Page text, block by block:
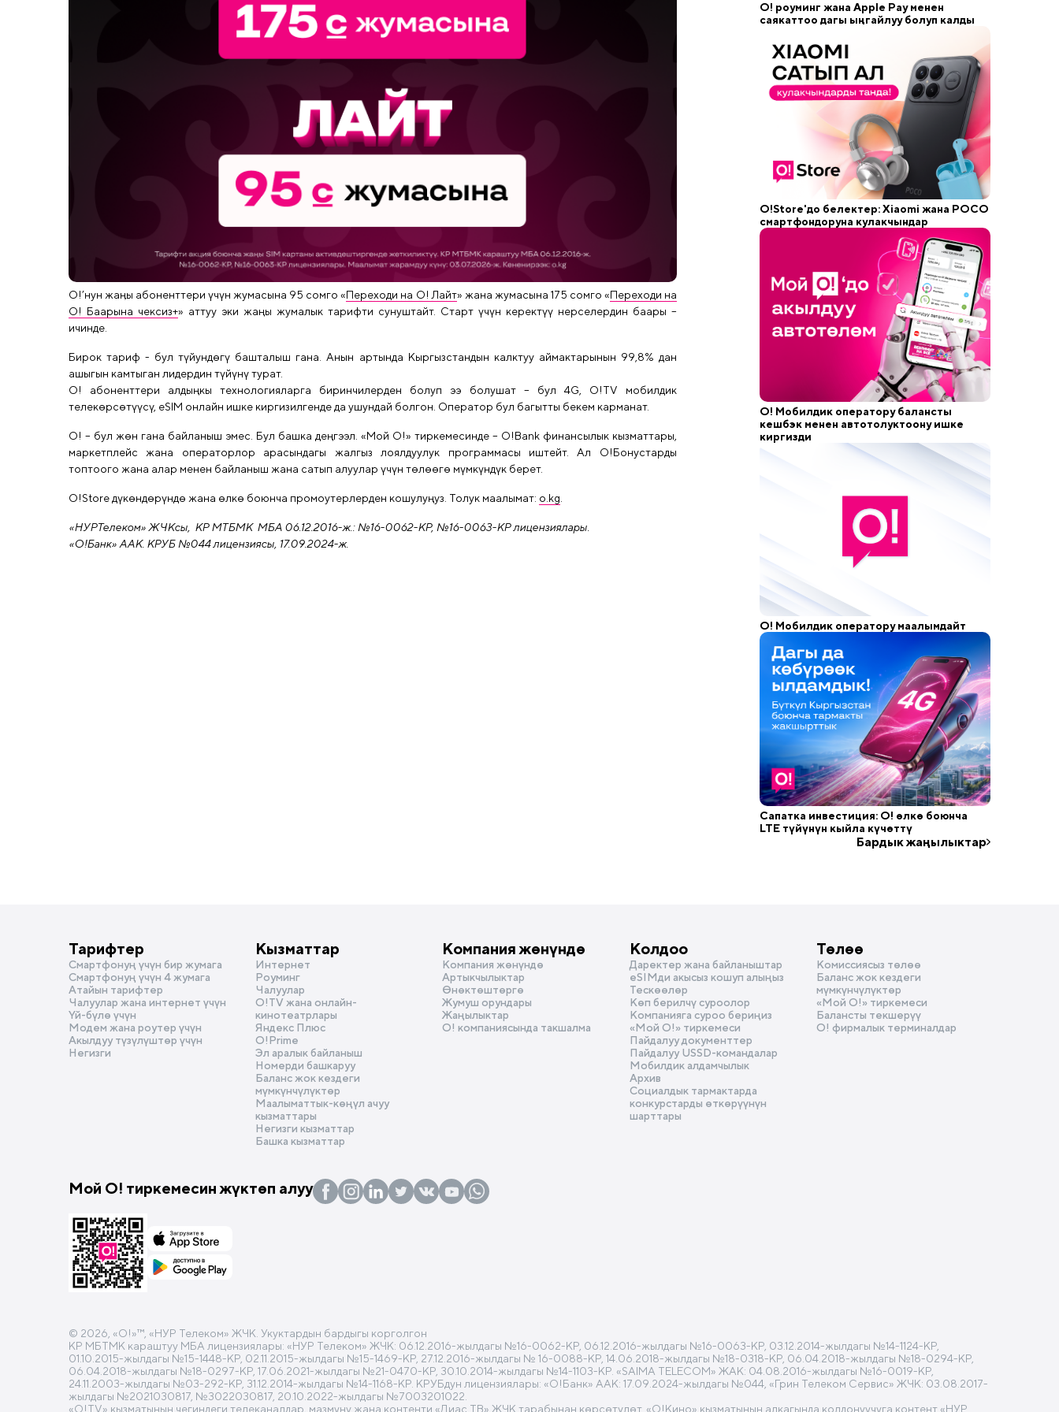
О!’нун жаӊы абоненттери үчүн жумасына 95 сомго «Переходи на О! Лайт» жана жумасына 175 сомго «Переходи на
О! Баарына чексиз+» аттуу эки жаңы жумалык тарифти сунуштайт. Старт үчүн керектүү нерселердин баары –
ичинде.
Бирок тариф - бул түйундөгү башталыш гана. Анын артында Кыргызстандын калктуу аймактарынын 99,8% дан
ашыгын камтыган лидердин түйүнү турат.
О! абоненттери алдыңкы технологияларга биринчилерден болуп ээ болушат – бул 4G, O!TV мобилдик
телекөрсөтүүсү, eSIM онлайн ишке киргизилгенде да ушундай болгон. Оператор бул багытты бекем карманат.
О! – бул жөн гана байланыш эмес. Бул башка деңгээл. «Мой О!» тиркемесинде – O!Bank финансылык кызматтары,
маркетплейс жана операторлор арасындагы жалгыз лоялдуулук программасы иштейт. Ал О!Бонустарды
топтоого жана алар менен байланыш жана сатып алуулар үчүн төлөөгө мүмкүндүк берет.
O!Store дүкөндөрүндө жана өлкө боюнча промоутерлерден кошулуңуз. Толук маалымат: o.kg
«НУРТелеком» ЖЧКсы, КР МТБМК МБА 06.12.2016-ж.: №16-0062-КР, №16-0063-КР лицензиялары.
«О!Банк» ААК. КРУБ №044 лицензиясы, 17.09.2024-ж.
О! роуминг жана Apple Pay менен
саякаттоо дагы ыңгайлуу болуп калды
O!Store'до белектер: Xiaomi жана POCO
смартфондоруна кулакчындар
О! Мобилдик оператору балансты
кешбэк менен автотолуктоону ишке
киргизди
О! Мобилдик оператору маалымдайт
Сапатка инвестиция: О! өлкө боюнча
LTE түйүнүн кыйла күчөттү
Бардык жаңылыктар
Тарифтер
Смартфонуң үчүн бир жумага
Смартфонуң үчүн 4 жумага
Атайын тарифтер
Чалуулар жана интернет үчүн
Үй-бүлө үчүн
Модем жана роутер үчүн
Акылдуу түзүлүштөр үчүн
Негизги
Кызматтар
Интернет
Роуминг
Чалуулар
О!TV жана онлайн-
кинотеатрлары
Яндекс Плюс
O!Prime
Эл аралык байланыш
Номерди башкаруу
Баланс жок кездеги
мүмкүнчүлүктөр
Маалыматтык-көңүл ачуу
кызматтары
Негизги кызматтар
Башка кызматтар
Компания жөнүндө
Компания жөнүндө
Артыкчылыктар
Өнөктөштөргө
Жумуш орундары
Жаңылыктар
О! компаниясында такшалма
Колдоо
Даректер жана байланыштар
eSIMди акысыз кошуп алыңыз
Тескөөлөр
Көп берилчү суроолор
Компанияга суроо бериңиз
«Мой О!» тиркемеси
Пайдалуу документтер
Пайдалуу USSD-командалар
Мобилдик алдамчылык
Архив
Социалдык тармактарда
конкурстарды өткөрүүнүн
шарттары
Төлөө
Комиссиясыз төлөө
Баланс жок кездеги
мүмкүнчүлүктөр
«Мой О!» тиркемеси
Балансты текшерүү
О! фирмалык терминалдар
Мой О! тиркемесин жүктөп алуу
© 2026, «O!»™, «НУР Телеком» ЖЧК. Укуктардын бардыгы корголгон
КР МБТМК караштуу МБА лицензиялары: «НУР Телеком» ЖЧК: 06.12.2016-жылдагы №16-0062-КР, 06.12.2016-жылдагы №16-0063-КР, 03.12.2014-жылдагы №14-1124-КР,
01.10.2015-жылдагы №15-1448-КР, 02.11.2015-жылдагы №15-1469-КР, 27.12.2016-жылдагы № 16-0088-КР, 14.06.2018-жылдагы №18-0318-КР, 06.04.2018-жылдагы №18-0294-КР,
06.04.2018-жылдагы №18-0297-КР, 17.06.2021-жылдагы №21-0470-КР, 30.10.2014-жылдагы №14-1103-КР. «SAIMA TELECOM» ЖАК: 04.08.2016-жылдагы №16-0019-КР,
24.11.2003-жылдагы №03-292-КР, 31.12.2014-жылдагы №14-1168-КР. КРУБдун лицензиялары: «О!Банк» ААК: 17.09.2024-жылдагы №044, «Грин Телеком Сервис» ЖЧК: 03.08.2017-
жылдагы №2021030817, №3022030817, 20.10.2022-жылдагы №7003201022.
«О!TV» кызматынын чегиндеги телеканалдар, мазмуну жана контенти «Диас ТВ» ЖЧК тарабынан көрсөтүлөт. «O!Кино» кызматынын алкагында колдонуучуга контент «НУР